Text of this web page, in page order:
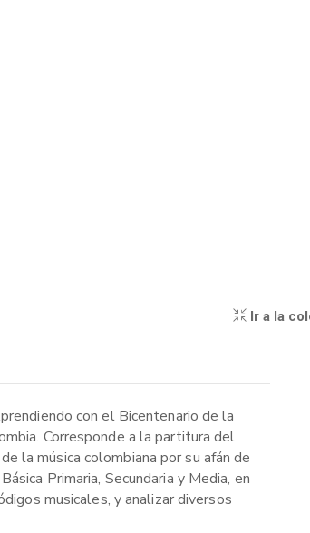
Ir a la
con el Bicentenario de la
Corresponde a la partitura del
la música colombiana por su afán de
Primaria, Secundaria y Media, en
musicales, y analizar diversos